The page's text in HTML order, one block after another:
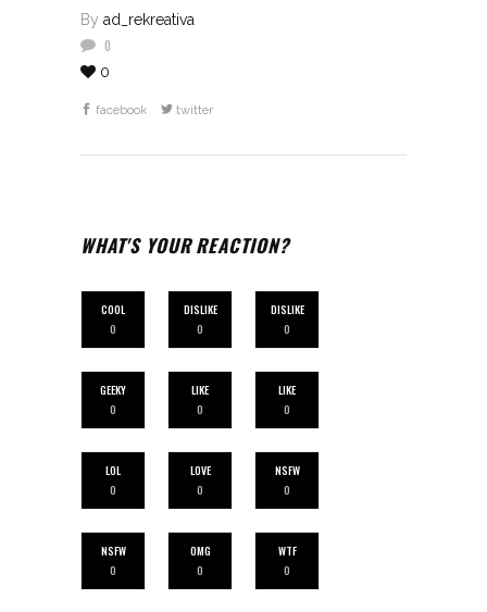
By ad_rekreativa
0
0
facebook twitter
WHAT'S YOUR REACTION?
COOL
0
DISLIKE
0
DISLIKE
0
GEEKY
0
LIKE
0
LIKE
0
LOL
0
LOVE
0
NSFW
0
NSFW
0
OMG
0
WTF
0